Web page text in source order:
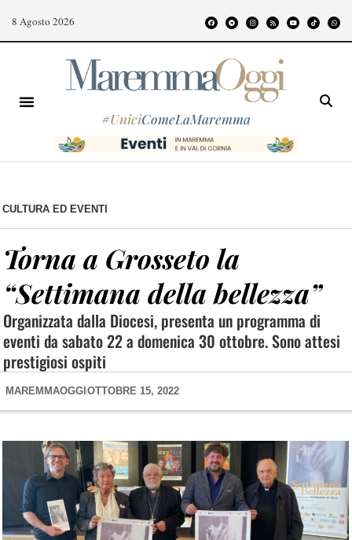
8 Agosto 2026
#UniciComeLaMaremma
CULTURA ED EVENTI
Torna a Grosseto la
“Settimana della bellezza”
Organizzata dalla Diocesi, presenta un programma di
eventi da sabato 22 a domenica 30 ottobre. Sono attesi
prestigiosi ospiti
MAREMMAOGGI OTTOBRE 15, 2022